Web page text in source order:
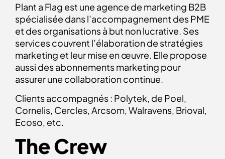
Plant a Flag est une agence de marketing B2B
spécialisée dans l’accompagnement des PME
et des organisations à but non lucrative. Ses
services couvrent l’élaboration de stratégies
marketing et leur mise en œuvre. Elle propose
aussi des abonnements marketing pour
assurer une collaboration continue.
Clients accompagnés : Polytek, de Poel,
Cornelis, Cercles, Arcsom, Walravens, Brioval,
Ecoso, etc.
The Crew